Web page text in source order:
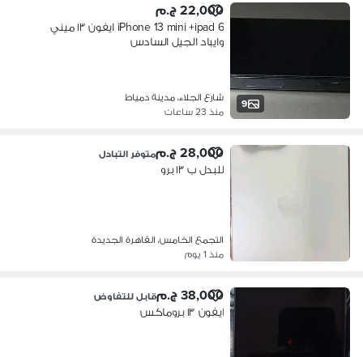
9
22,000 ج.م
iPhone 13 mini +ipad 6 ايفون ١٣ ميني
وايباد الجيل السادس
شارع الجلاء، مدينة دمياط
منذ 23 ساعات
28,000 ج.م متوفر التبادل
للبدل ب ١٣ برو
التجمع الخامس، القاهرة الجديدة
منذ 1 يوم
38,000 ج.م قابل للتفاوض
ايفون ١٣ بروماكس